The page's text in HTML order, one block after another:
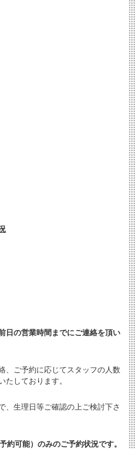
日の営業時間までにご連絡を頂い
、ご予約に応じてスタッフの人数
たしております。
、生理日等ご確認の上ご検討下さ
約可能）のみのご予約状況です。